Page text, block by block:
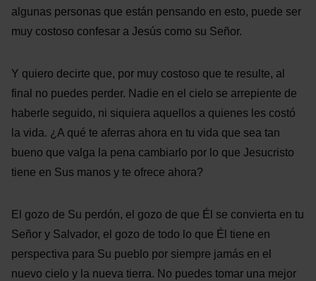
algunas personas que están pensando en esto, puede ser
muy costoso confesar a Jesús como su Señor.
Y quiero decirte que, por muy costoso que te resulte, al
final no puedes perder. Nadie en el cielo se arrepiente de
haberle seguido, ni siquiera aquellos a quienes les costó
la vida. ¿A qué te aferras ahora en tu vida que sea tan
bueno que valga la pena cambiarlo por lo que Jesucristo
tiene en Sus manos y te ofrece ahora?
El gozo de Su perdón, el gozo de que Él se convierta en tu
Señor y Salvador, el gozo de todo lo que Él tiene en
perspectiva para Su pueblo por siempre jamás en el
nuevo cielo y la nueva tierra. No puedes tomar una mejor